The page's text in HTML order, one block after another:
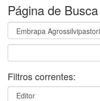
Página de Busca
Filtros correntes: